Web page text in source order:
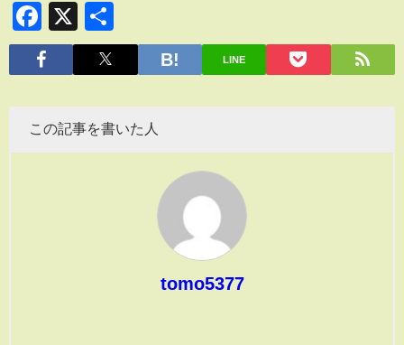
Facebook
X
有
LINE
この記事を書いた人
tomo5377